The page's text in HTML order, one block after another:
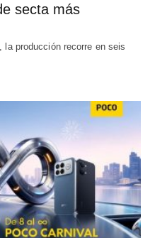
secta más
la producción recorre en seis